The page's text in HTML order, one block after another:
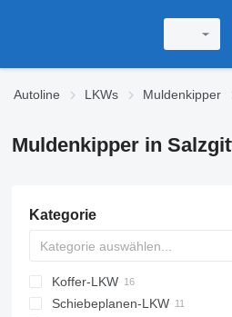
Autoline LKWs Muldenkipper
Muldenkipper in
Kategorie
Koffer-LKW
Schiebeplanen-LKW